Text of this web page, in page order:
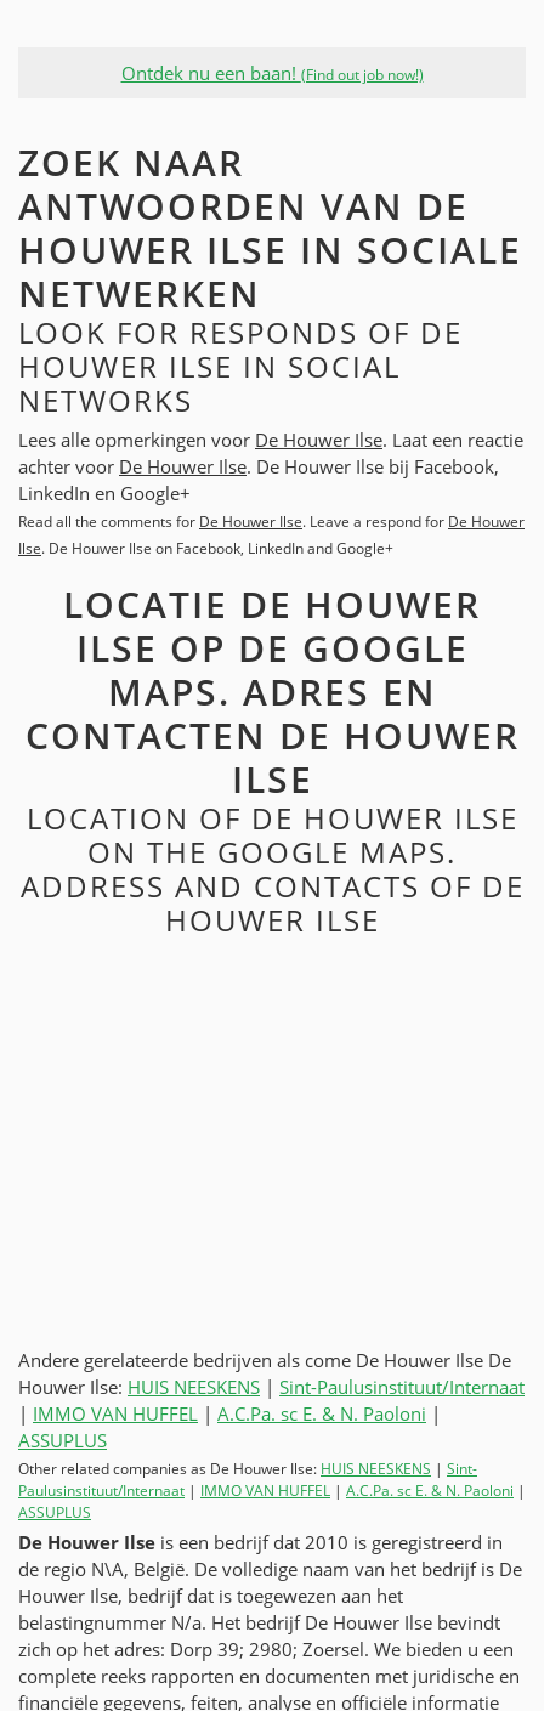
Ontdek nu een baan! (Find out job now!)
ZOEK NAAR
ANTWOORDEN VAN DE
HOUWER ILSE IN SOCIALE
NETWERKEN
LOOK FOR RESPONDS OF DE
HOUWER ILSE IN SOCIAL
NETWORKS
Lees alle opmerkingen voor De Houwer Ilse. Laat een reactie
achter voor De Houwer Ilse. De Houwer Ilse bij Facebook,
LinkedIn en Google+
Read all the comments for De Houwer Ilse. Leave a respond for De Houwer
Ilse. De Houwer Ilse on Facebook, LinkedIn and Google+
LOCATIE DE HOUWER
ILSE OP DE GOOGLE
MAPS. ADRES EN
CONTACTEN DE HOUWER
ILSE
LOCATION OF DE HOUWER ILSE
ON THE GOOGLE MAPS.
ADDRESS AND CONTACTS OF DE
HOUWER ILSE
Andere gerelateerde bedrijven als come De Houwer Ilse De
Houwer Ilse: HUIS NEESKENS | Sint-Paulusinstituut/Internaat
| IMMO VAN HUFFEL | A.C.Pa. sc E. & N. Paoloni |
ASSUPLUS
Other related companies as De Houwer Ilse: HUIS NEESKENS | Sint-
Paulusinstituut/Internaat | IMMO VAN HUFFEL | A.C.Pa. sc E. & N. Paoloni |
ASSUPLUS
De Houwer Ilse is een bedrijf dat 2010 is geregistreerd in
de regio N\A, België. De volledige naam van het bedrijf is De
Houwer Ilse, bedrijf dat is toegewezen aan het
belastingnummer N/a. Het bedrijf De Houwer Ilse bevindt
zich op het adres: Dorp 39; 2980; Zoersel. We bieden u een
complete reeks rapporten en documenten met juridische en
financiële gegevens, feiten, analyse en officiële informatie